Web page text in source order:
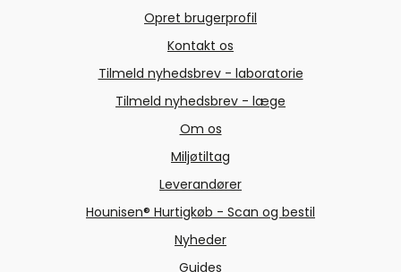
Opret brugerprofil
Kontakt os
Tilmeld nyhedsbrev - laboratorie
Tilmeld nyhedsbrev - læge
Om os
Miljøtiltag
Leverandører
Hounisen® Hurtigkøb - Scan og bestil
Nyheder
Guides